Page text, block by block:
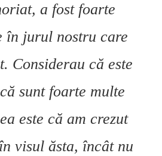
a fost foarte
în jurul nostru care
Considerau că este
sunt foarte multe
este că am crezut
visul ăsta, încât nu